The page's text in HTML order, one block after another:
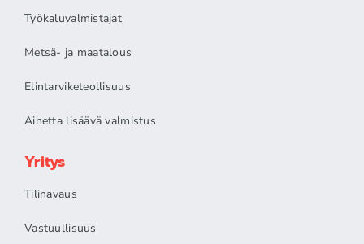
Työkaluvalmistajat
Metsä- ja maatalous
Elintarviketeollisuus
Ainetta lisäävä valmistus
Yritys
Tilinavaus
Vastuullisuus